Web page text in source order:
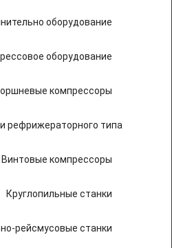
оборудование
оборудование
компрессоры
рефрижераторного типа
Винтовые компрессоры
Круглопильные станки
рейсмусовые станки